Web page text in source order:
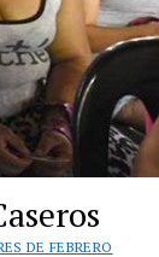
DE FEBRERO